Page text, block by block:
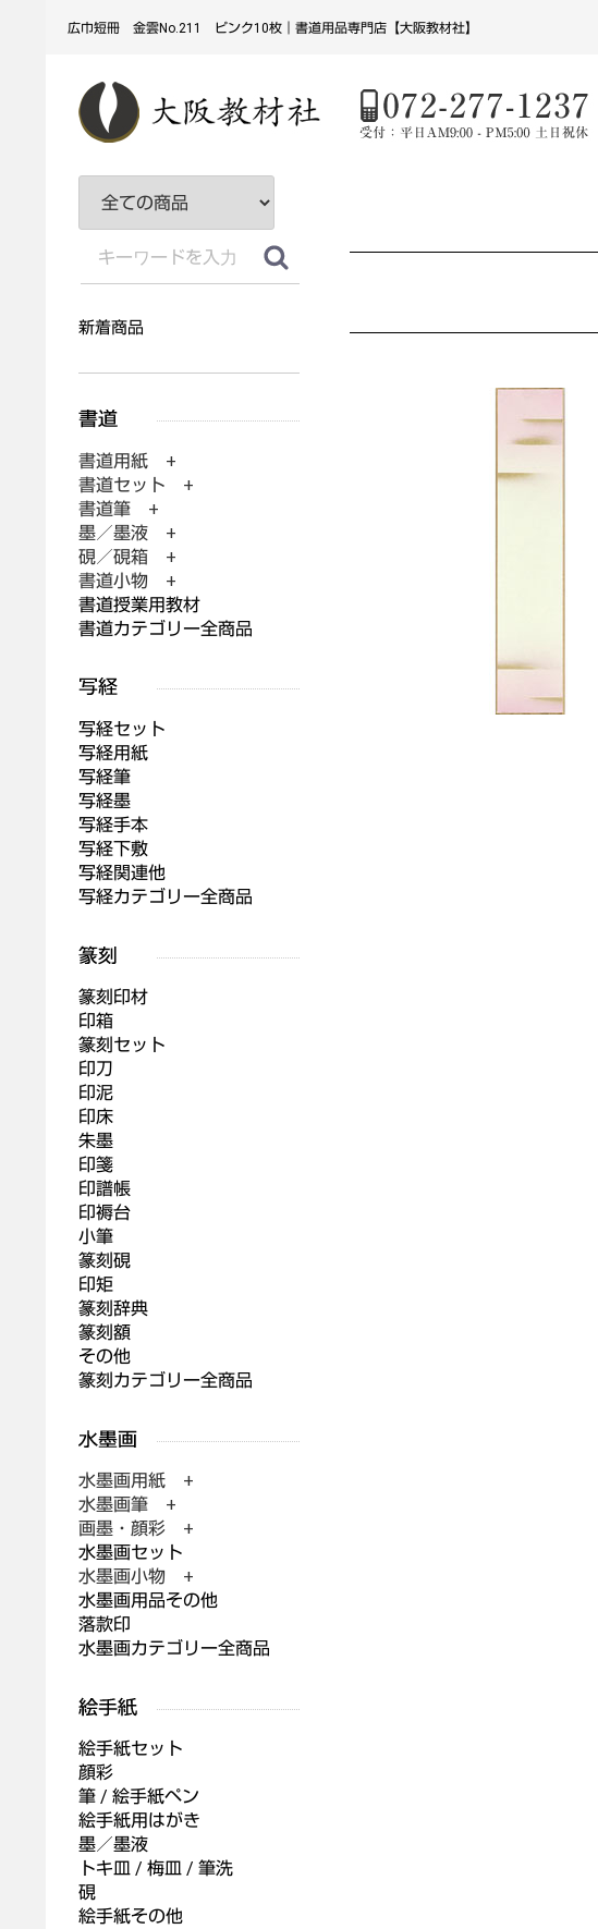
広巾短冊 金雲No.211 ピンク10枚｜書道用品専門店【大阪教材社】
新着商品
書道用紙 +
書道セット +
書道筆 +
墨／墨液 +
硯／硯箱 +
書道小物 +
書道授業用教材
書道カテゴリー全商品
写経セット
写経用紙
写経筆
写経墨
写経手本
写経下敷
写経関連他
写経カテゴリー全商品
篆刻印材
印箱
篆刻セット
印刀
印泥
印床
朱墨
印箋
印譜帳
印褥台
小筆
篆刻硯
印矩
篆刻辞典
篆刻額
その他
篆刻カテゴリー全商品
水墨画用紙 +
水墨画筆 +
画墨・顔彩 +
水墨画セット
水墨画小物 +
水墨画用品その他
落款印
水墨画カテゴリー全商品
絵手紙セット
顔彩
筆 / 絵手紙ペン
絵手紙用はがき
墨／墨液
トキ皿 / 梅皿 / 筆洗
硯
絵手紙その他